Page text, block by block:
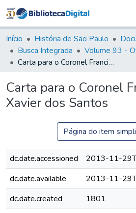
&
Coleções
Tudo na
Biblioteca
Início História de São Paulo
Busca Integrada
Carta para o Coronel Francisco Xavier dos Santos
Carta para o Coronel
Xavier dos Santos
Página do item
dc.date.accessioned
2013-11-
dc.date.available
2013-11-
dc.date.created
1801